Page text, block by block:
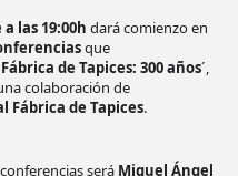
las 19:00h dará comienzo en
que
de Tapices: 300 años´,
colaboración de
Fábrica de Tapices.
será Miguel Ángel